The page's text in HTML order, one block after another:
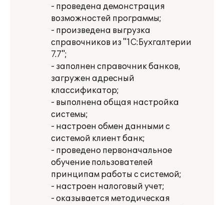
- проведена демонстрация
возможностей программы;
- произведена выгрузка
справочников из "1С:Бухгалтерии
7.7";
- заполнен справочник банков,
загружен адресный
классификатор;
- выполнена общая настройка
системы;
- настроен обмен данными с
системой клиент банк;
- проведено первоначальное
обучение пользователей
принципам работы с системой;
- настроен налоговый учет;
- оказывается методическая